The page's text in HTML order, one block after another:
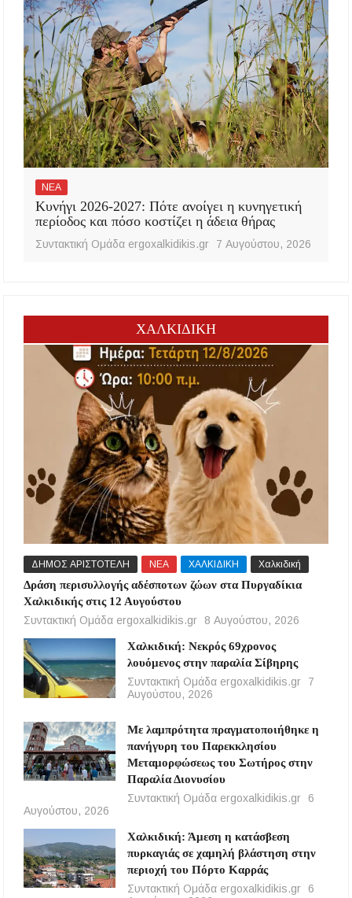
ΝΕΑ
Κυνήγι 2026-2027: Πότε ανοίγει η κυνηγετική
περίοδος και πόσο κοστίζει η άδεια θήρας
Συντακτική Ομάδα ergoxalkidikis.gr 7 Αυγούστου, 2026
ΧΑΛΚΙΔΙΚΗ
ΔΗΜΟΣ ΑΡΙΣΤΟΤΕΛΗ ΝΕΑ ΧΑΛΚΙΔΙΚΗ Χαλκιδική
Δράση περισυλλογής αδέσποτων ζώων στα Πυργαδίκια
Χαλκιδικής στις 12 Αυγούστου
Συντακτική Ομάδα ergoxalkidikis.gr
8 Αυγούστου, 2026
Χαλκιδική: Νεκρός 69χρονος
λουόμενος στην παραλία Σίβηρης
Συντακτική Ομάδα ergoxalkidikis.gr
7
Αυγούστου, 2026
Με λαμπρότητα πραγματοποιήθηκε η
πανήγυρη του Παρεκκλησίου
Μεταμορφώσεως του Σωτήρος στην
Παραλία Διονυσίου
Συντακτική Ομάδα ergoxalkidikis.gr
6
Αυγούστου, 2026
Χαλκιδική: Άμεση η κατάσβεση
πυρκαγιάς σε χαμηλή βλάστηση στην
περιοχή του Πόρτο Καρράς
Συντακτική Ομάδα ergoxalkidikis.gr
6